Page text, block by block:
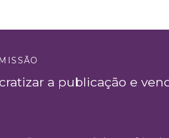
a publicação e